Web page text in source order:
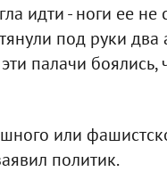
идти - ноги ее
под руки
палачи боялись,
или
политик.